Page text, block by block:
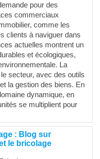
pour des
commerciaux
comme les
clients à naviguer dans
actuelles montrent un
et écologiques,
La
secteur, avec des outils
la gestion des biens. En
dynamique, en
se multiplient pour
: Blog sur
le bricolage